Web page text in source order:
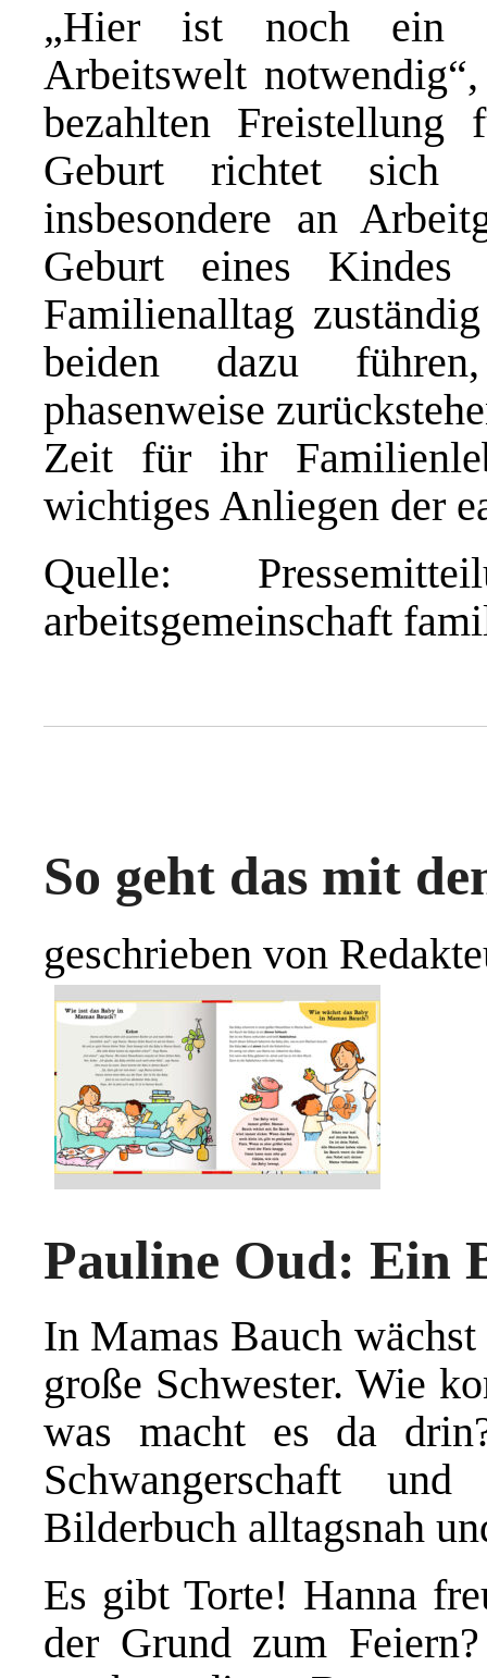
„Hier ist noch ein
Arbeitswelt
bezahlten
Geburt richtet sich
insbesondere an
Geburt eines
Familienalltag
beiden dazu
phasenweise
Zeit für ihr
wichtiges Anliegen der
Quelle:
arbeitsgemeinschaft
So geht das mit
geschrieben von
Pauline Oud: Ein
In Mamas Bauch
große Schwester. Wie
was macht es da
Schwangerschaft
Bilderbuch alltagsnah
Es gibt Torte! Hanna
der Grund zum